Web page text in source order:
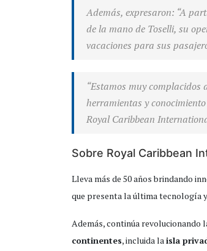
Además, expresaron: “A
de la mano de Toselli, su
vacaciones para sus
“Estamos muy
herramientas y
Royal Caribbean
Sobre Royal Caribbean
Lleva más de 50 años brindando
que presenta la última tecnología
Además, continúa revolucionando
continentes, incluida laisla